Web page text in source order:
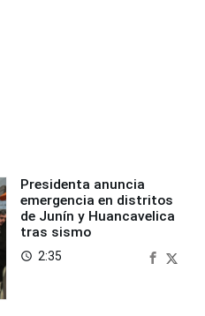
Presidenta anuncia
emergencia en distritos
de Junín y Huancavelica
tras sismo
access_time 2:35